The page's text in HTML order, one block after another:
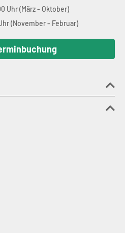
Uhr (März - Oktober)
(November - Februar)